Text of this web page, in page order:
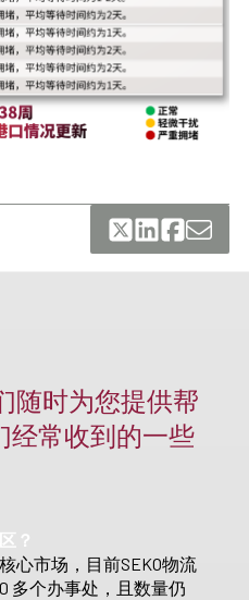
随时为您提供帮
经常收到的一些
？
心市场，目前SEKO物流
多个办事处，且数量仍